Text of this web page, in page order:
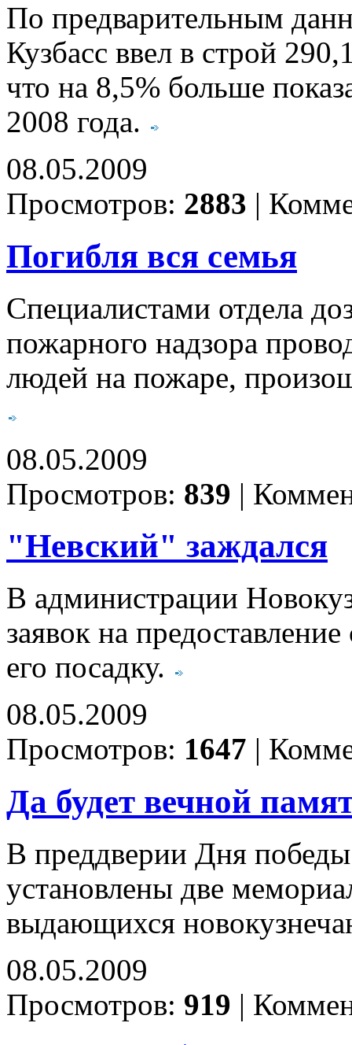
По предварительным
Кузбасс ввел в строй
что на 8,5% больше
2008 года.
08.05.2009
Просмотров: 2883 |
Погибля вся семья
Специалистами отдела
пожарного надзора
людей на пожаре,
08.05.2009
Просмотров: 839 |
"Невский" заждался
В администрации
заявок на
его посадку.
08.05.2009
Просмотров: 1647 |
Да будет вечной
В преддверии Дня
установлены две
выдающихся
08.05.2009
Просмотров: 919 |